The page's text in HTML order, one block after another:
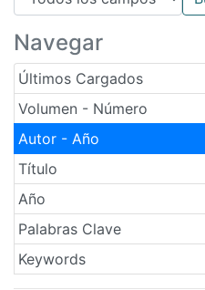
Navegar
Últimos Cargados
Volumen - Número
Autor - Año
Título
Año
Palabras Clave
Keywords